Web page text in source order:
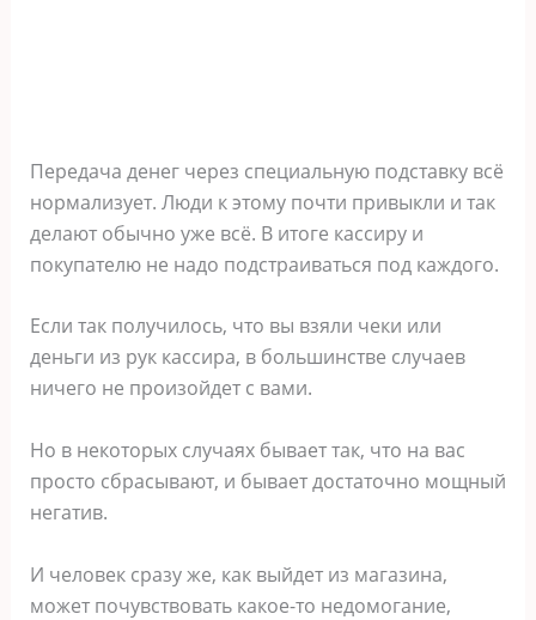
Передача денег через специальную подставку всё
нормализует. Люди к этому почти привыкли и так
делают обычно уже всё. В итоге кассиру и
покупателю не надо подстраиваться под каждого.
Если так получилось, что вы взяли чеки или
деньги из рук кассира, в большинстве случаев
ничего не произойдет с вами.
Но в некоторых случаях бывает так, что на вас
просто сбрасывают, и бывает достаточно мощный
негатив.
И человек сразу же, как выйдет из магазина,
может почувствовать какое-то недомогание,